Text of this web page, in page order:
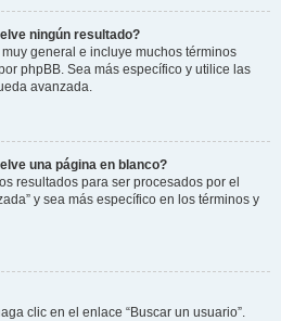
ningún resultado?
general e incluye muchos términos
phpBB. Sea más específico y utilice las
avanzada.
una página en blanco?
resultados para ser procesados por el
y sea más específico en los términos y
clic en el enlace “Buscar un usuario”.